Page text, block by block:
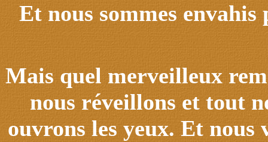
Et nous sommes
Mais quel merveilleux
nous réveillons et tout
ouvrons les yeux. Et nous